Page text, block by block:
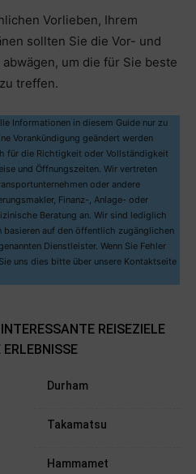
Vorlieben, Ihrem
sollten Sie die Vor- und
um die für Sie beste
treffen.
Informationen in diesem Guide nur zu
Vorankündigung geändert werden
für die Richtigkeit oder Vollständigkeit
und Öffnungszeiten. Wir vertreten
oder andere
Finanz-, Anlage- oder
Beratung an. Wir sind lediglich
auf den öffentlich zugänglichen
Dienstleister. Wenn Sie Fehler
uns dies bitte über unsere Kontaktseite
REISEZIELE
Durham
Takamatsu
Hammamet